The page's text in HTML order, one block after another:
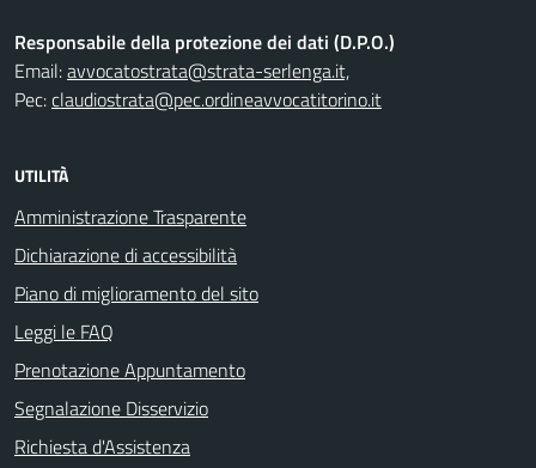
Responsabile della protezione dei dati (D.P.O.)
Email:avvocatostrata@strata-serlenga.it,
Pec:claudiostrata@pec.ordineavvocatitorino.it
UTILITÀ
Amministrazione Trasparente
Dichiarazione di accessibilità
Piano di miglioramento del sito
Leggi le FAQ
Prenotazione Appuntamento
Segnalazione Disservizio
Richiesta d'Assistenza